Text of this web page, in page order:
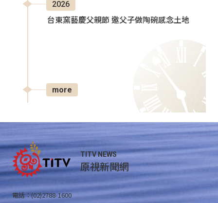
2026
台東窯藝慶父親節 邀父子做陶碗感念土地
more
TITV NEWS
原視新聞網
電話：(02)2788-1600